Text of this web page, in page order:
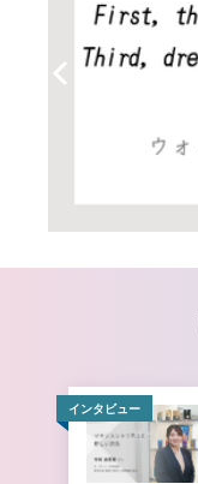
インタビュー